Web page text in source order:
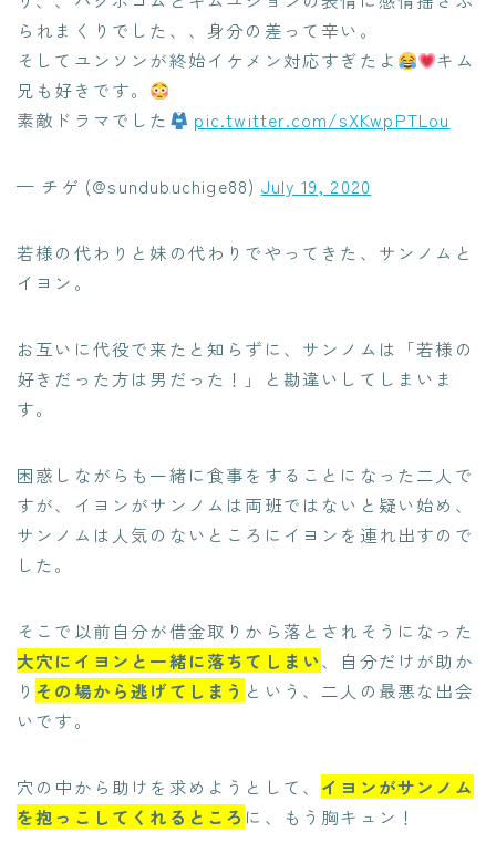
られまくりでした、、身分の差って辛い。
そしてユンソンが終始イケメン対応すぎたよ
キム
兄も好きです。
素敵ドラマでした
pic.twitter.com/sXKwpPTLou
— チゲ (@sundubuchige88) July 19, 2020
若様の代わりと妹の代わりでやってきた、サンノムと
イヨン。
お互いに代役で来たと知らずに、サンノムは「若様の
好きだった方は男だった！」と勘違いしてしまいま
す。
困惑しながらも一緒に食事をすることになった二人で
すが、イヨンがサンノムは両班ではないと疑い始め、
サンノムは人気のないところにイヨンを連れ出すので
した。
そこで以前自分が借金取りから落とされそうになった
大穴にイヨンと一緒に落ちてしまい、自分だけが助か
り その場から逃げてしまう という、二人の最悪な出会
いです。
穴の中から助けを求めようとして、 イヨンがサンノム
を抱っこしてくれるところ に、もう胸キュン！